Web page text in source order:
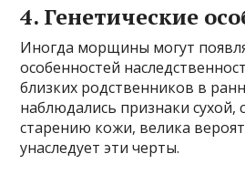
4. Генетические
Иногда морщины могут
особенностей
близких родственников в
наблюдались признаки сухой,
старению кожи, велика
унаследует эти черты.